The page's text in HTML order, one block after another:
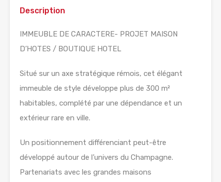
Description
IMMEUBLE DE CARACTERE- PROJET MAISON
D’HOTES / BOUTIQUE HOTEL
Situé sur un axe stratégique rémois, cet élégant
immeuble de style développe plus de 300 m²
habitables, complété par une dépendance et un
extérieur rare en ville.
Un positionnement différenciant peut-être
développé autour de l’univers du Champagne.
Partenariats avec les grandes maisons